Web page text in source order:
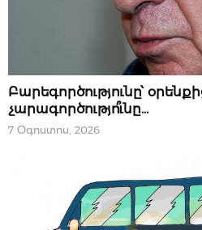
07 ՕԳՈՍՏՈՍԻ, 2026
Բարեգործությունը՝
չարագործությո՞ւնը…
7 Օգոստոս, 2026